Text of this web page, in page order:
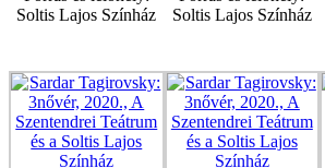
Soltis Lajos Színház
Soltis Lajos Színház